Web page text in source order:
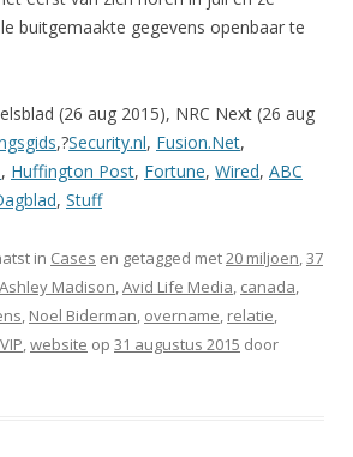
buitgemaakte gegevens openbaar te
(26 aug 2015), NRC Next (26 aug
,?Security.nl, Fusion.Net,
, Huffington Post, Fortune, Wired, ABC
, Stuff
in Cases en getagged met20 miljoen,37
Ashley Madison,Avid Life Media, canada,
, Noel Biderman, overname, relatie,
VIP,website op 31 augustus 2015 door